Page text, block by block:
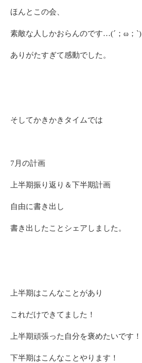
ほんとこの会、
素敵な人しかおらんのです…(´；ω；`)
ありがたすぎて感動でした。
そしてかきかきタイムでは
7月の計画
上半期振り返り＆下半期計画
自由に書き出し
書き出したことシェアしました。
上半期はこんなことがあり
これだけできてました！
上半期頑張った自分を褒めたいです！
下半期はこんなことやります！